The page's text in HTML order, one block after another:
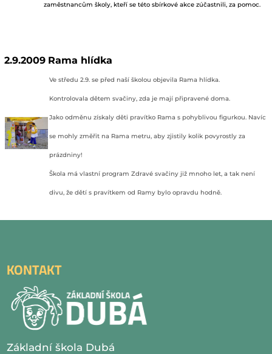
zaměstnancům školy, kteří se této sbírkové akce zúčastnili, za pomoc.
2.9.2009 Rama hlídka
Ve středu 2.9. se před naší školou objevila Rama hlídka.
Kontrolovala dětem svačiny, zda je mají připravené doma.
Jako odměnu získaly děti pravítko Rama s pohyblivou figurkou. Navíc
se mohly změřit na Rama metru, aby zjistily kolik povyrostly za
prázdniny!
Škola má vlastní program Zdravé svačiny již mnoho let, a tak není
divu, že dětí s pravítkem od Ramy bylo opravdu hodně.
KONTAKT
Základní škola Dubá